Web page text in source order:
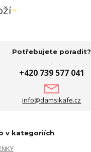
Potřebujete poradit?
+420 739 577 041
info@damsikafe.cz
v kategoriích